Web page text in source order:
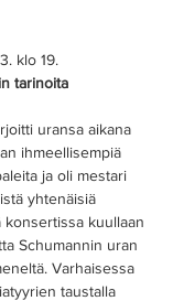
klo 19.
tarinoita
uransa aikana
ihmeellisempiä
ja oli mestari
yhtenäisiä
konsertissa kuullaan
Schumannin uran
Varhaisessa
taustalla